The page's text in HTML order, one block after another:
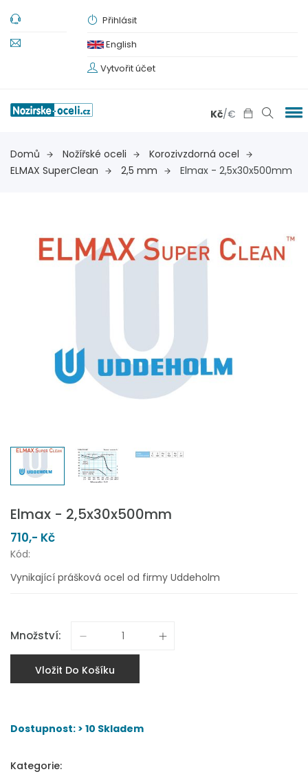
Přihlásit
English
Vytvořit účet
Kč/€
Domů Nožířské oceli
Korozivzdorná ocel
ELMAX SuperClean
2,5 mm Elmax - 2,5x30x500mm
Elmax - 2,5x30x500mm
710,- Kč
Kód:
Vynikající prášková ocel od firmy Uddeholm
Množství:
Vložit Do Košíku
Dostupnost: > 10 Skladem
Kategorie: